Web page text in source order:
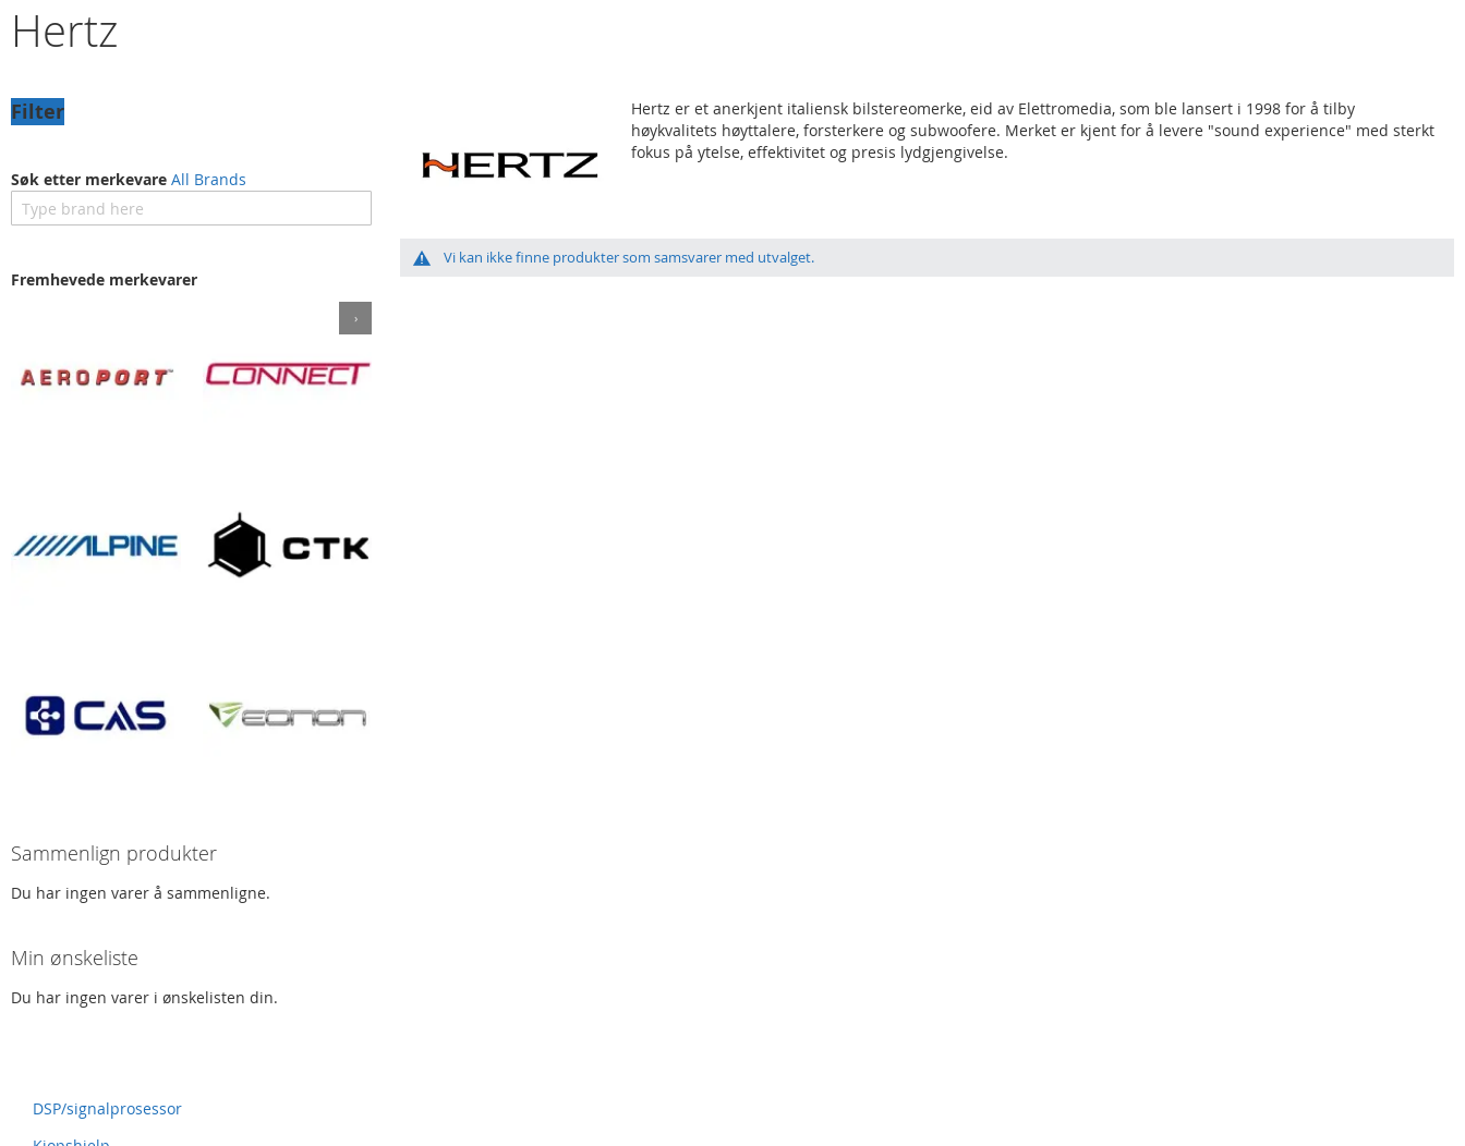
Hertz
Hertz er et anerkjent italiensk bilstereomerke, eid av Elettromedia, som ble lansert i 1998 for å tilby
høykvalitets høyttalere, forsterkere og subwoofere. Merket er kjent for å levere "sound experience" med sterkt
fokus på ytelse, effektivitet og presis lydgjengivelse.
Vi kan ikke finne produkter som samsvarer med utvalget.
Filter
Søk etter merkevare All Brands
Fremhevede merkevarer
›
Sammenlign produkter
Du har ingen varer å sammenligne.
Min ønskeliste
Du har ingen varer i ønskelisten din.
DSP/signalprosessor